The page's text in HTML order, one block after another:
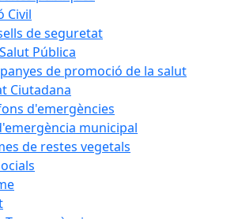
Civil
de seguretat
Pública
de promoció de la salut
Ciutadana
d'emergències
municipal
de restes vegetals